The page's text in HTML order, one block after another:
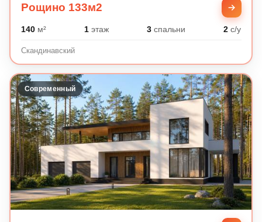
Рощино 133м2
140м² 1этаж 3 спальни 2 с/у
Скандинавский
Современный